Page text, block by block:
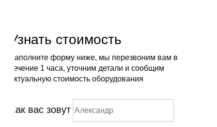
Узнать стоимость
Заполните форму ниже, мы перезвоним вам в
течение 1 часа, уточним детали и сообщим
актуальную стоимость оборудования
Как вас зовут